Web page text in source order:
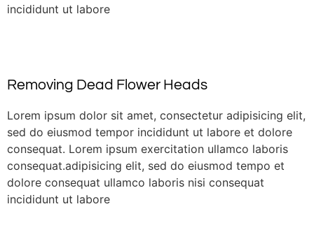
incididunt ut labore
Removing Dead Flower Heads
Lorem ipsum dolor sit amet, consectetur adipisicing elit,
sed do eiusmod tempor incididunt ut labore et dolore
consequat. Lorem ipsum exercitation ullamco laboris
consequat.adipisicing elit, sed do eiusmod tempo et
dolore consequat ullamco laboris nisi consequat
incididunt ut labore